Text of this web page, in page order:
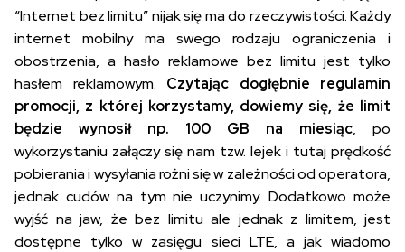
“Internet bez limitu” nijak się ma do rzeczywistości. Każdy
internet mobilny ma swego rodzaju ograniczenia i
obostrzenia, a hasło reklamowe bez limitu jest tylko
hasłem reklamowym. Czytając dogłębnie regulamin
promocji, z której korzystamy, dowiemy się, że limit
będzie wynosił np. 100 GB na miesiąc, po
wykorzystaniu załączy się nam tzw. lejek i tutaj prędkość
pobierania i wysyłania rożni się w zależności od operatora,
jednak cudów na tym nie uczynimy. Dodatkowo może
wyjść na jaw, że bez limitu ale jednak z limitem, jest
dostępne tylko w zasięgu sieci LTE, a jak wiadomo